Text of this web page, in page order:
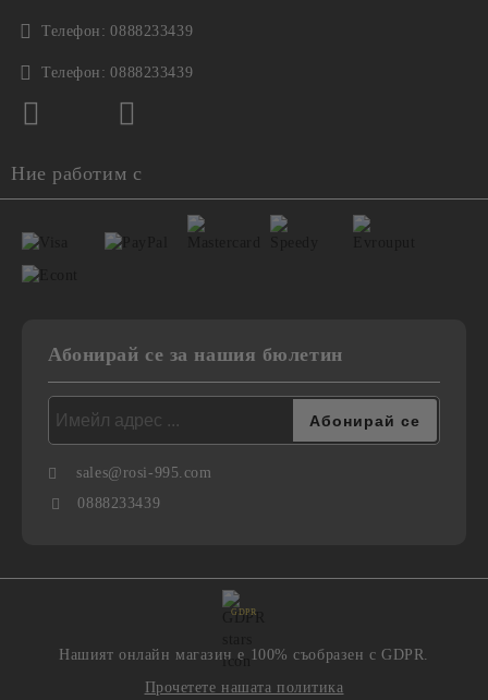
Телефон: 0888233439
Телефон: 0888233439
Ние работим с
Абонирай се за нашия бюлетин
sales@rosi-995.com
0888233439
GDPR
Нашият онлайн магазин е 100% съобразен с GDPR.
Прочетете нашата политика